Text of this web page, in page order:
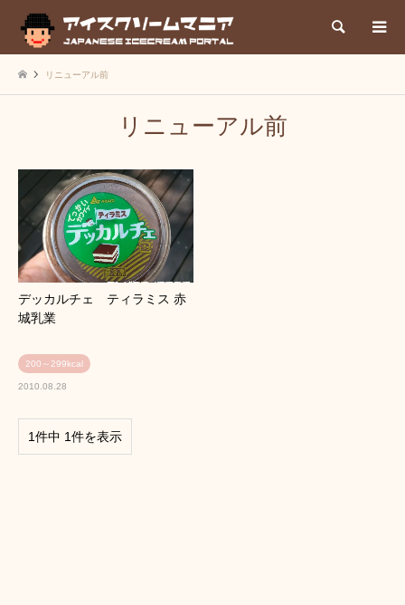
検索
リニューアル前
リニューアル前
デッカルチェ ティラミス 赤
城乳業
200～299kcal
2010.08.28
1件中 1件を表示